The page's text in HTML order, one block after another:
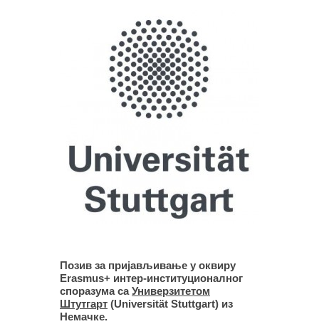
Позив за пријављивање у оквиру
Erasmus+ интер-институционалног
споразума саУниверзитетом
Штутгарт (Universität Stuttgart) из
Немачке.